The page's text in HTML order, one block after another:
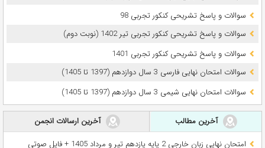
سوالات و پاسخ تشریحی کنکور تجربی 98
سوالات و پاسخ تشریحی کنکور تجربی تیر 1402 (نوبت دوم)
سوالات و پاسخ تشریحی کنکور تجربی 1401
سوالات امتحان نهایی فارسی 3 سال دوازدهم (1397 تا 1405)
سوالات امتحان نهایی شیمی 3 سال دوازدهم (1397 تا 1405)
آخرین مطالب
آخرین ارسالات انجمن
امتحان نهایی زبان خارجی 2 پایه یازدهم تیر و مرداد 1405 + فایل صوتی